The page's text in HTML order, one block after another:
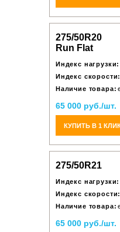
275/50R20
Run Flat
Индекс нагрузки:
Индекс скорости:
Наличие товара:
65 000 руб./шт.
КУПИТЬ В 1
275/50R21
Индекс нагрузки:
Индекс скорости:
Наличие товара:
65 000 руб./шт.